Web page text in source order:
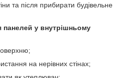
та після прибирати будівельне
панелей у внутрішньому
на нерівних стінах;